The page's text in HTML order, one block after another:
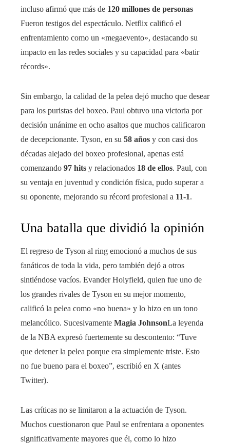
incluso afirmó que más de 120 millones de personas
Fueron testigos del espectáculo. Netflix calificó el
enfrentamiento como un «megaevento», destacando su
impacto en las redes sociales y su capacidad para «batir
récords».
Sin embargo, la calidad de la pelea dejó mucho que desear
para los puristas del boxeo. Paul obtuvo una victoria por
decisión unánime en ocho asaltos que muchos calificaron
de decepcionante. Tyson, en su 58 años y con casi dos
décadas alejado del boxeo profesional, apenas está
comenzando 97 hits y relacionados 18 de ellos. Paul, con
su ventaja en juventud y condición física, pudo superar a
su oponente, mejorando su récord profesional a 11-1.
Una batalla que dividió la opinión
El regreso de Tyson al ring emocionó a muchos de sus
fanáticos de toda la vida, pero también dejó a otros
sintiéndose vacíos. Evander Holyfield, quien fue uno de
los grandes rivales de Tyson en su mejor momento,
calificó la pelea como «no buena» y lo hizo en un tono
melancólico. Sucesivamente Magia JohnsonLa leyenda
de la NBA expresó fuertemente su descontento: “Tuve
que detener la pelea porque era simplemente triste. Esto
no fue bueno para el boxeo”, escribió en X (antes
Twitter).
Las críticas no se limitaron a la actuación de Tyson.
Muchos cuestionaron que Paul se enfrentara a oponentes
significativamente mayores que él, como lo hizo